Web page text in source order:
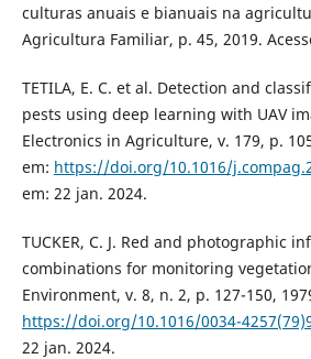
culturas anuais e bianuais na
Agricultura Familiar, p. 45, 2019.
TETILA, E. C. et al. Detection and
pests using deep learning with UAV
Electronics in Agriculture, v. 179, p.
em: https://doi.org/10.1016/
em: 22 jan. 2024.
TUCKER, C. J. Red and photographic
combinations for monitoring
Environment, v. 8, n. 2, p. 127-150,
https://doi.org/10.1016/0034-
22 jan. 2024.